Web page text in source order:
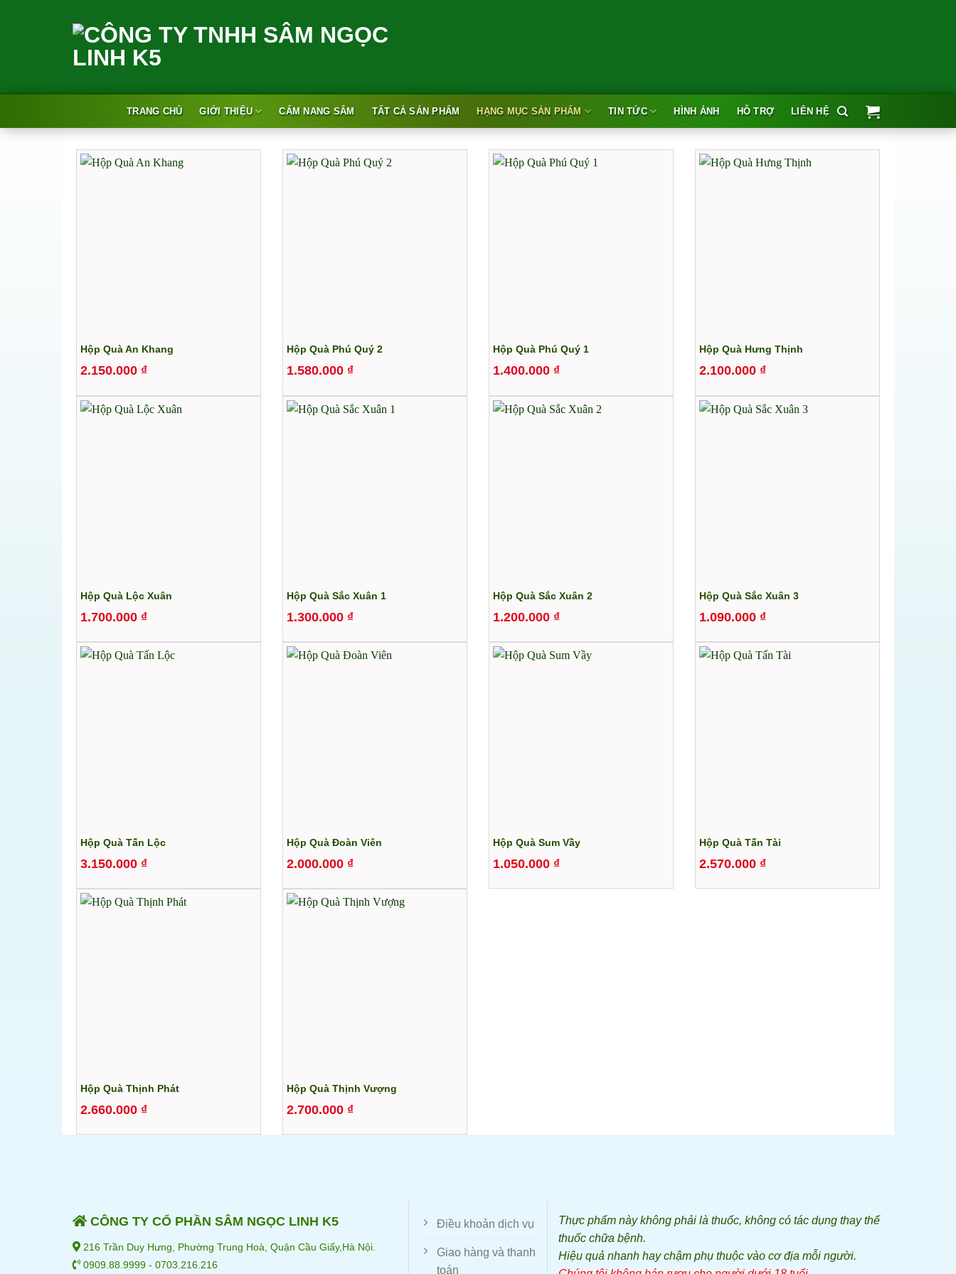
TRANG CHỦ GIỚI THIỆU CẨM NANG SÂM TẤT CẢ SẢN PHẨM HẠNG MỤC SẢN PHẨM TIN TỨC HÌNH ẢNH HỖ TRỢ LIÊN HỆ
Hộp Quà An Khang
2.150.000 ₫
Hộp Quà Phú Quý 2
1.580.000 ₫
Hộp Quà Phú Quý 1
1.400.000 ₫
Hộp Quà Hưng Thịnh
2.100.000 ₫
Hộp Quà Lộc Xuân
1.700.000 ₫
Hộp Quà Sắc Xuân 1
1.300.000 ₫
Hộp Quà Sắc Xuân 2
1.200.000 ₫
Hộp Quà Sắc Xuân 3
1.090.000 ₫
Hộp Quà Tấn Lộc
3.150.000 ₫
Hộp Quà Đoàn Viên
2.000.000 ₫
Hộp Quà Sum Vầy
1.050.000 ₫
Hộp Quà Tấn Tài
2.570.000 ₫
Hộp Quà Thịnh Phát
2.660.000 ₫
Hộp Quà Thịnh Vượng
2.700.000 ₫
CÔNG TY CỔ PHẦN SÂM NGỌC LINH K5
216 Trần Duy Hưng, Phường Trung Hoà, Quận Cầu Giấy,Hà Nội.
0909.88.9999 - 0703.216.216
Điều khoản dịch vụ
Giao hàng và thanh
toán
Thực phẩm này không phải là thuốc, không có tác dụng thay thế
thuốc chữa bệnh.
Hiệu quả nhanh hay chậm phụ thuộc vào cơ địa mỗi người.